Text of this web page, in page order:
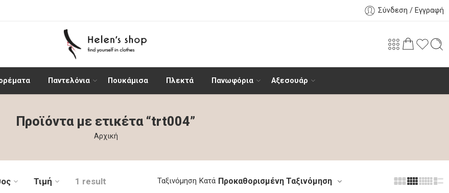
Σύνδεση / Εγγραφή
Παντελόνια Πουκάμισα Πλεκτά Πανωφόρια Αξεσουάρ
Προϊόντα με ετικέτα “trt004”
Αρχική
Τιμή 1 result Ταξινόμηση Κατά Προκαθορισμένη Ταξινόμηση